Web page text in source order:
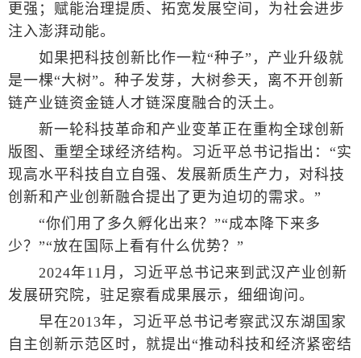
更强；赋能治理提质、拓宽发展空间，为社会进步
注入澎湃动能。
如果把科技创新比作一粒“种子”，产业升级就
是一棵“大树”。种子发芽，大树参天，离不开创新
链产业链资金链人才链深度融合的沃土。
新一轮科技革命和产业变革正在重构全球创新
版图、重塑全球经济结构。习近平总书记指出：“实
现高水平科技自立自强、发展新质生产力，对科技
创新和产业创新融合提出了更为迫切的需求。”
“你们用了多久孵化出来？”“成本降下来多
少？”“放在国际上看有什么优势？”
2024年11月，习近平总书记来到武汉产业创新
发展研究院，驻足察看成果展示，细细询问。
早在2013年，习近平总书记考察武汉东湖国家
自主创新示范区时，就提出“推动科技和经济紧密结